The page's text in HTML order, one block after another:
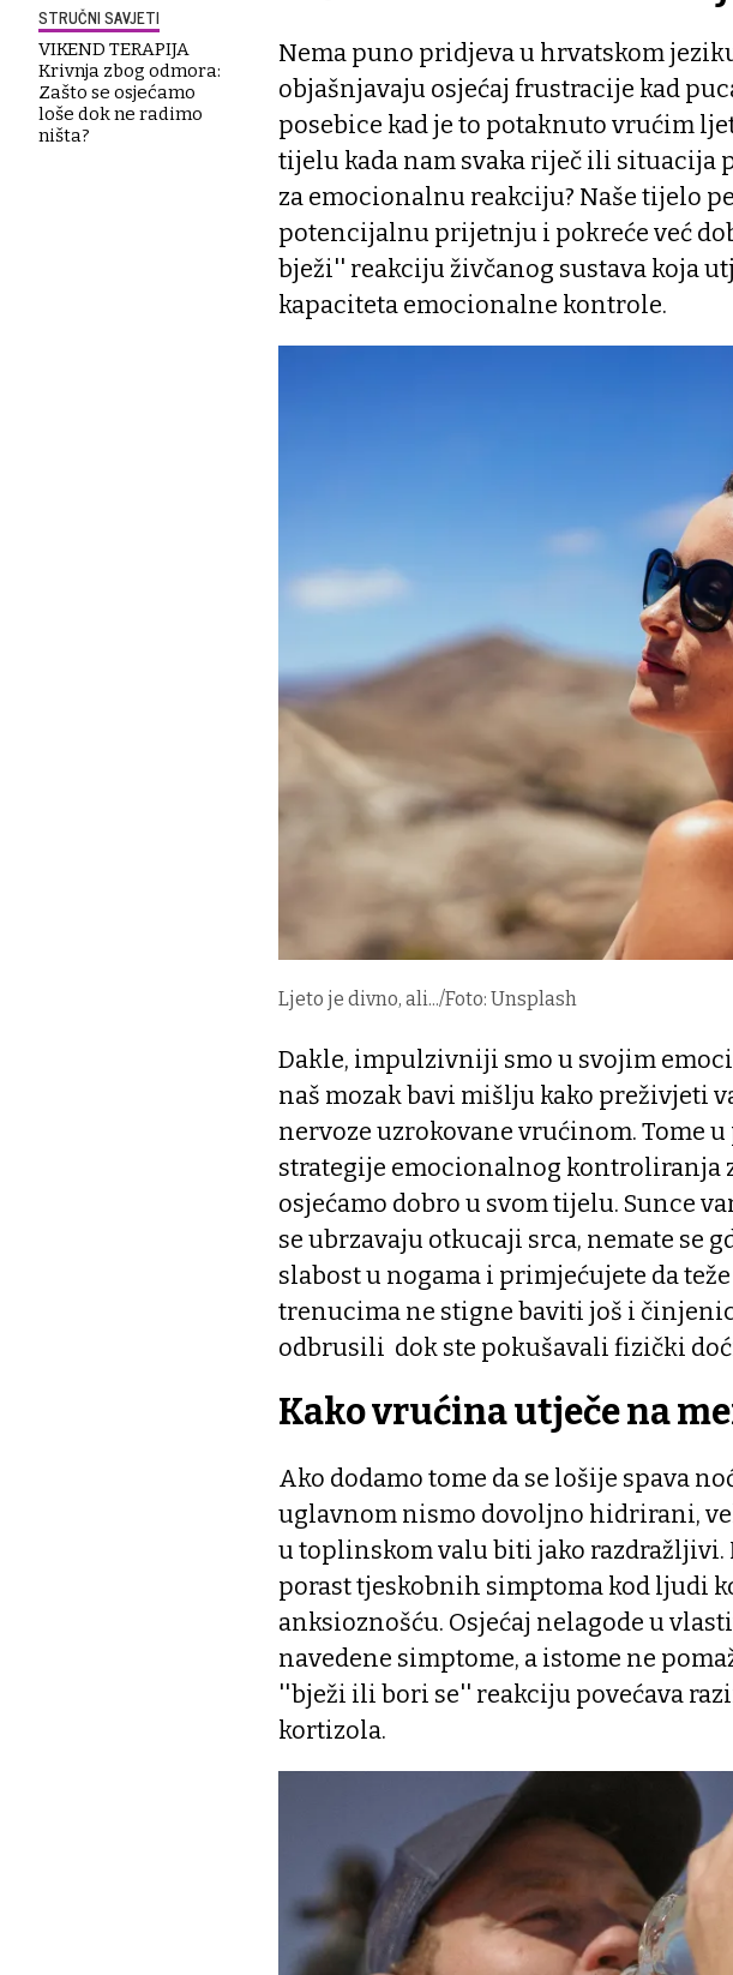
STRUČNI SAVJETI
VIKEND TERAPIJA
Krivnja zbog odmora:
Zašto se osjećamo
loše dok ne radimo
ništa?
Nema puno pridjeva u hrvatskom
objašnjavaju osjećaj frustracije kad
posebice kad je to potaknuto vrućim
tijelu kada nam svaka riječ ili situacija
za emocionalnu reakciju? Naše tijelo
potencijalnu prijetnju i pokreće već
bježi'' reakciju živčanog sustava koja
kapaciteta emocionalne kontrole.
Ljeto je divno, ali.../Foto: Unsplash
Dakle, impulzivniji smo u svojim
naš mozak bavi mišlju kako preživjeti
nervoze uzrokovane vrućinom. Tome
strategije emocionalnog kontroliranja
osjećamo dobro u svom tijelu. Sunce
se ubrzavaju otkucaji srca, nemate se
slabost u nogama i primjećujete da
trenucima ne stigne baviti još i
odbrusili dok ste pokušavali fizički
Kako vrućina utječe na
Ako dodamo tome da se lošije spava
uglavnom nismo dovoljno hidrirani,
u toplinskom valu biti jako razdražljivi.
porast tjeskobnih simptoma kod ljudi
anksioznošću. Osjećaj nelagode u
navedene simptome, a istome ne
''bježi ili bori se'' reakciju povećava
kortizola.